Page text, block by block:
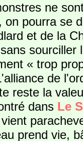
ne
on pourra se
et de la
sourciller
« trop
de
reste la
dans Le
prend vie,